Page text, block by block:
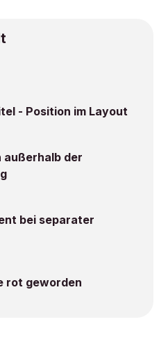
- Position im Layout
außerhalb der
bei separater
rot geworden